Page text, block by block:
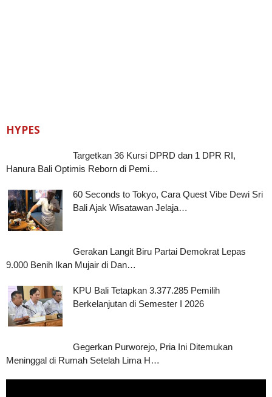
HYPES
Targetkan 36 Kursi DPRD dan 1 DPR RI,
Hanura Bali Optimis Reborn di Pemi…
60 Seconds to Tokyo, Cara Quest Vibe Dewi Sri
Bali Ajak Wisatawan Jelaja…
Gerakan Langit Biru Partai Demokrat Lepas
9.000 Benih Ikan Mujair di Dan…
KPU Bali Tetapkan 3.377.285 Pemilih
Berkelanjutan di Semester I 2026
Gegerkan Purworejo, Pria Ini Ditemukan
Meninggal di Rumah Setelah Lima H…